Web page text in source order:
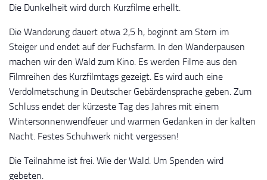
Die Dunkelheit wird durch Kurzfilme erhellt.
Die Wanderung dauert etwa 2,5 h, beginnt am Stern im
Steiger und endet auf der Fuchsfarm. In den Wanderpausen
machen wir den Wald zum Kino. Es werden Filme aus den
Filmreihen des Kurzfilmtags gezeigt. Es wird auch eine
Verdolmetschung in Deutscher Gebärdensprache geben. Zum
Schluss endet der kürzeste Tag des Jahres mit einem
Wintersonnenwendfeuer und warmen Gedanken in der kalten
Nacht. Festes Schuhwerk nicht vergessen!
Die Teilnahme ist frei. Wie der Wald. Um Spenden wird
gebeten.